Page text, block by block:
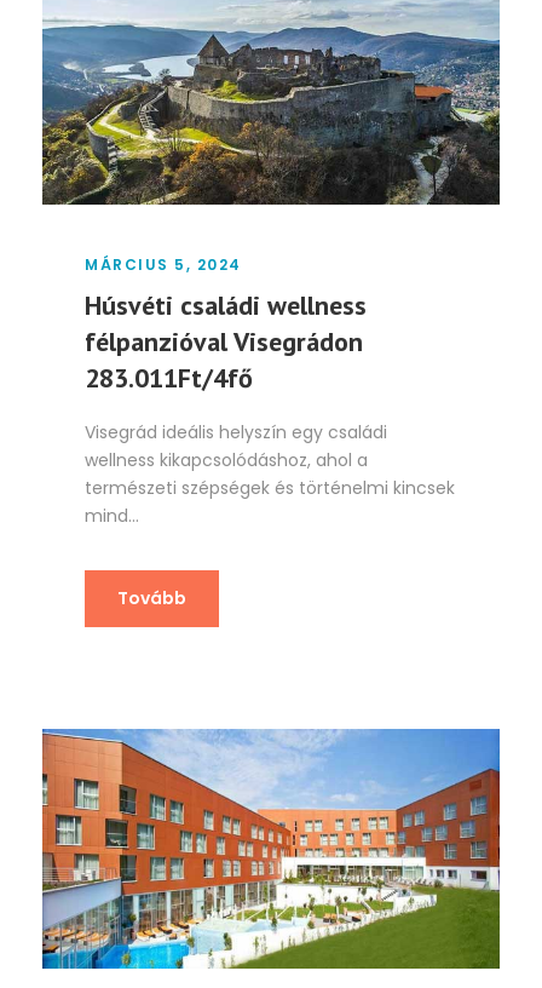
MÁRCIUS 5, 2024
Húsvéti családi wellness
félpanzióval Visegrádon
283.011Ft/4fő
Visegrád ideális helyszín egy családi
wellness kikapcsolódáshoz, ahol a
természeti szépségek és történelmi kincsek
mind...
Tovább